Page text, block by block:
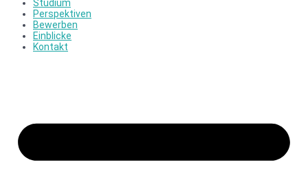
Studium
Perspektiven
Bewerben
Einblicke
Kontakt